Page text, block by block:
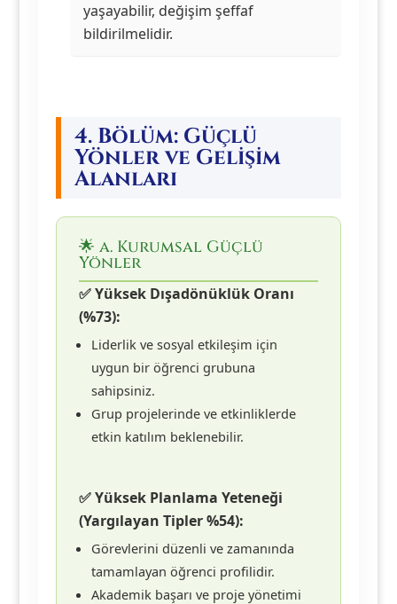
yaşayabilir, değişim şeffaf
bildirilmelidir.
4. Bölüm: Güçlü
Yönler ve Gelişim
Alanları
🌟 a. Kurumsal Güçlü
Yönler
✅ Yüksek Dışadönüklük Oranı
(%73):
Liderlik ve sosyal etkileşim için
uygun bir öğrenci grubuna
sahipsiniz.
Grup projelerinde ve etkinliklerde
etkin katılım beklenebilir.
✅ Yüksek Planlama Yeteneği
(Yargılayan Tipler %54):
Görevlerini düzenli ve zamanında
tamamlayan öğrenci profilidir.
Akademik başarı ve proje yönetimi